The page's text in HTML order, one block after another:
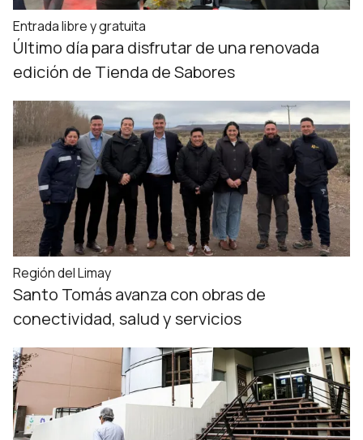
Entrada libre y gratuita
Último día para disfrutar de una renovada
edición de Tienda de Sabores
Región del Limay
Santo Tomás avanza con obras de
conectividad, salud y servicios